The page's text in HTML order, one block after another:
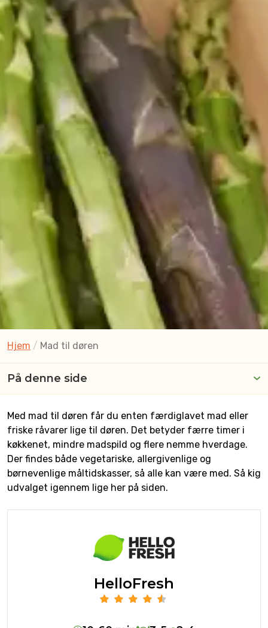
Hjem / Mad til døren
På denne side
Med mad til døren får du enten færdiglavet mad eller
friske råvarer lige til døren. Det betyder færre timer i
køkkenet, mindre madspild og flere nemme hverdage.
Der findes både vegetariske, allergivenlige og
børnevenlige måltidskasser, så alle kan være med. Så kig
udvalget igennem lige her på siden.
HelloFresh